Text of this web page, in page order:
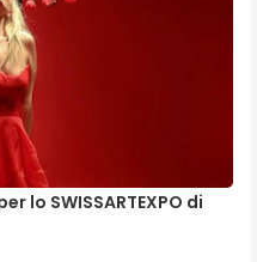
lo SWISSARTEXPO di